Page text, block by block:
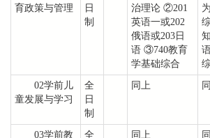
育政策与管理
日
制
治理论 ②201
英语一或202
俄语或203日
语 ③740教育
学基础综合
02学前儿
童发展与学习
全
日
制
同上
03学前教 全 同上